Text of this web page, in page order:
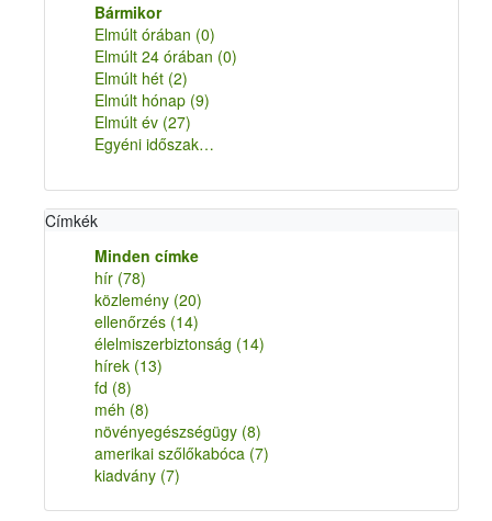
Bármikor
Elmúlt órában (0)
Elmúlt 24 órában (0)
Elmúlt hét (2)
Elmúlt hónap (9)
Elmúlt év (27)
Egyéni időszak…
Címkék
Minden címke
hír (78)
közlemény (20)
ellenőrzés (14)
élelmiszerbiztonság (14)
hírek (13)
fd (8)
méh (8)
növényegészségügy (8)
amerikai szőlőkabóca (7)
kiadvány (7)